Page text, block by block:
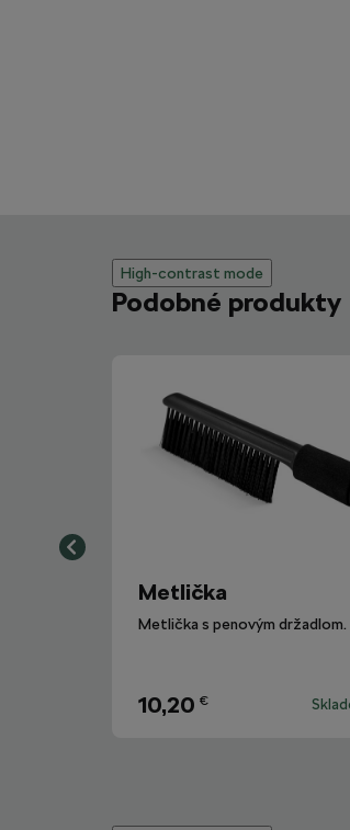
High-contrast mode
Podobné produkty
Metlička
Metlička s penovým držadlom.
10,20 €